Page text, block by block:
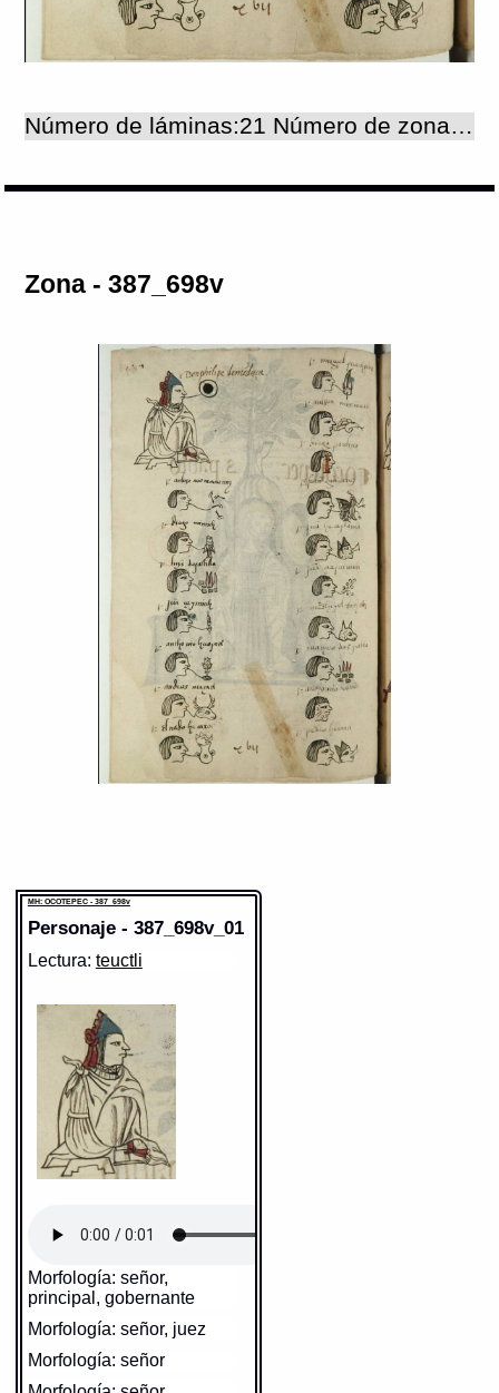
Número de láminas:21 Número de zonas:21
Zona - 387_698v
MH: OCOTEPEC - 387_698v
Personaje - 387_698v_01
Lectura: teuctli
Morfología: señor,
principal, gobernante
Morfología: señor, juez
Morfología: señor